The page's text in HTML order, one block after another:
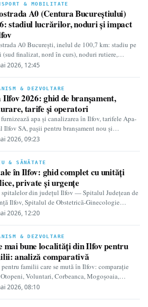
& MOBILITATE
A0 (Centura Bucureștiului)
stadiul lucrărilor, noduri și impact
A0 București, inelul de 100,7 km: stadiu pe
(sud finalizat, nord în curs), noduri rutiere,
pentru trafic și calendar…
2026, 12:45
& DEZVOLTARE
Ilfov 2026: ghid de branșament,
tarife și operatori
apa și canalizarea în Ilfov, tarifele Apa-
Ilfov SA, pașii pentru branșament nou și
acoperite — cu explicații pentru…
2026, 09:23
& SĂNĂTATE
în Ilfov: ghid complet cu unități
private și urgențe
spitalelor din județul Ilfov — Spitalul Județean de
Ilfov, Spitalul de Obstetrică-Ginecologie
Spitalul de Psihiatrie Bălăceanca, ambulatorii și
2026, 12:20
& DEZVOLTARE
mai bune localități din Ilfov pentru
analiză comparativă
familii care se mută în Ilfov: comparație
Voluntari, Corbeanca, Mogoșoaia,
Popești-Leordeni, Bragadiru și alte localități —
2026, 08:10